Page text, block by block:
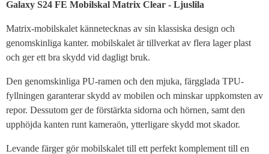
Galaxy S24 FE Mobilskal Matrix Clear - Ljuslila
Matrix-mobilskalet kännetecknas av sin klassiska design och
genomskinliga kanter. mobilskalet är tillverkat av flera lager plast
och ger ett bra skydd vid dagligt bruk.
Den genomskinliga PU-ramen och den mjuka, färgglada TPU-
fyllningen garanterar skydd av mobilen och minskar uppkomsten av
repor. Dessutom ger de förstärkta sidorna och hörnen, samt den
upphöjda kanten runt kameraön, ytterligare skydd mot skador.
Levande färger gör mobilskalet till ett perfekt komplement till en